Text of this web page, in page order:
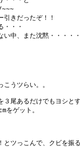
~~~
きだったぞ！！
・・・
い中、また沈黙・・・・
うツらい。。
３尾あるだけでもヨシと
をゲット。
ツっこんで、クビを振